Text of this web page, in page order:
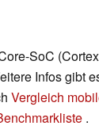
SoC
Infos gibt
Vergleich
.